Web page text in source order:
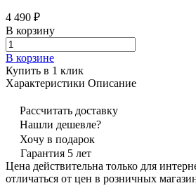
4 490 ₽
В корзину
В корзине
Купить в 1 клик
Характеристики Описание
Рассчитать доставку
Нашли дешевле?
Хочу в подарок
Гарантия 5 лет
Цена действительна только для
отличаться от цен в розничных